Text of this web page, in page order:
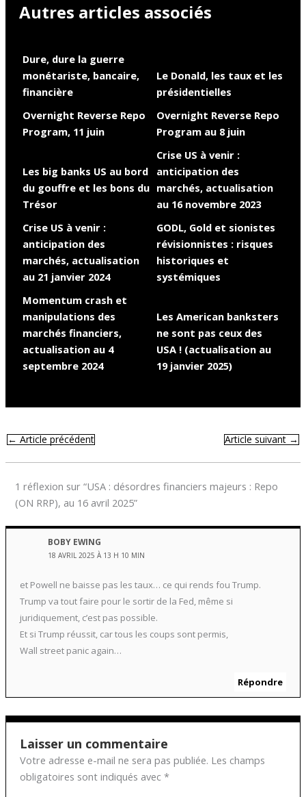
Autres articles associés
Dure, dure la guerre
monétariste, bancaire,
financière
Le Donald, les taux et les
présidentielles
Overnight Reverse Repo
Program, 11 juin
Overnight Reverse Repo
Program au 8 juin
Les big banks US au bord
du gouffre et les bons du
Trésor
Crise US à venir :
anticipation des
marchés, actualisation
au 16 novembre 2023
Crise US à venir :
anticipation des
marchés, actualisation
au 21 janvier 2024
GODL, Gold et sionistes
révisionnistes : risques
historiques et
systémiques
Momentum crash et
manipulations des
marchés financiers,
actualisation au 4
septembre 2024
Les American banksters
ne sont pas ceux des
USA ! (actualisation au
19 janvier 2025)
← Article précédent Article suivant →
1 réflexion sur “USA : désordres financiers majeurs : Repo
(ON RRP), au 16 avril 2025”
BOBY EWING
18 AVRIL 2025 À 13 H 10 MIN
et Powell ne baisse pas les taux… ce qui rends fou Trump.
Trump va tout faire pour le sortir de la Fed, même si
juridiquement, c’est pas possible.
Et si Trump réussit, car tous les coups sont permis,
Wall street panic again…
Répondre
Laisser un commentaire
Votre adresse e-mail ne sera pas publiée. Les champs
obligatoires sont indiqués avec *